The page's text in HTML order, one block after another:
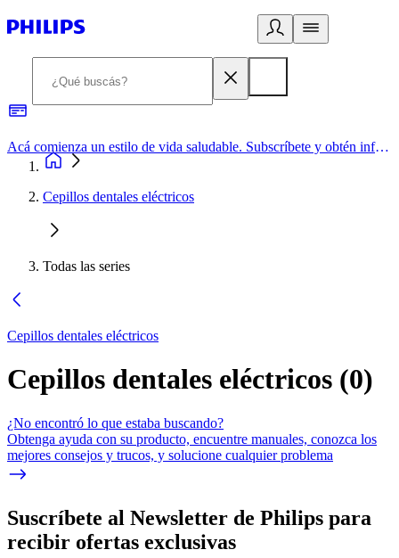
Acá comienza un estilo de vida saludable. Subscríbete y obtén información de primera mano
Cepillos dentales eléctricos
Todas las series
Cepillos dentales eléctricos
Cepillos dentales eléctricos (0)
¿No encontró lo que estaba buscando?
Obtenga ayuda con su producto, encuentre manuales, conozca los
mejores consejos y trucos, y solucione cualquier problema
Suscríbete al Newsletter de Philips para
recibir ofertas exclusivas